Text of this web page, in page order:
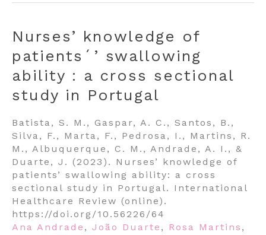
Nurses’ knowledge of
patients´’ swallowing
ability : a cross sectional
study in Portugal
Batista, S. M., Gaspar, A. C., Santos, B.,
Silva, F., Marta, F., Pedrosa, I., Martins, R.
M., Albuquerque, C. M., Andrade, A. I., &
Duarte, J. (2023). Nurses’ knowledge of
patients’ swallowing ability: a cross
sectional study in Portugal. International
Healthcare Review (online).
https://doi.org/10.56226/64
Ana Andrade , João Duarte , Rosa Martins ,